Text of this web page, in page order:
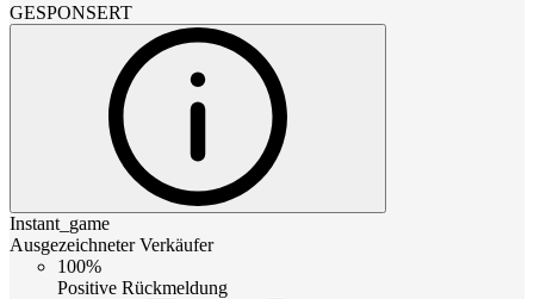
GESPONSERT
Instant_game
Ausgezeichneter Verkäufer
100%
Positive Rückmeldung